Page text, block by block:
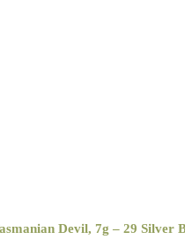
Devil, 7g – 29 Silver